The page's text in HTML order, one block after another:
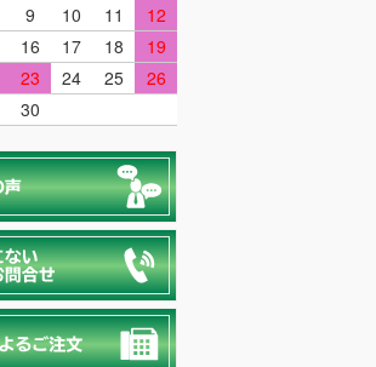
9 10 11
12
16 17 18
19
23 24 25
26
30